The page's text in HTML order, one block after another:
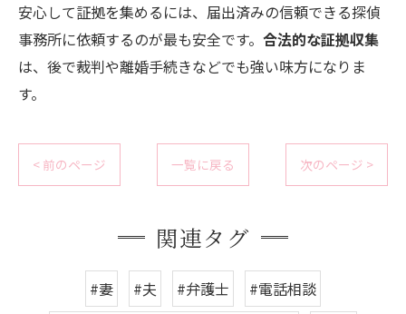
安心して証拠を集めるには、届出済みの信頼できる探偵
事務所に依頼するのが最も安全です。 合法的な証拠収集
は、後で裁判や離婚手続きなどでも強い味方になりま
す。
< 前のページ 一覧に戻る 次のページ >
関連タグ
#妻 #夫 #弁護士 #電話相談